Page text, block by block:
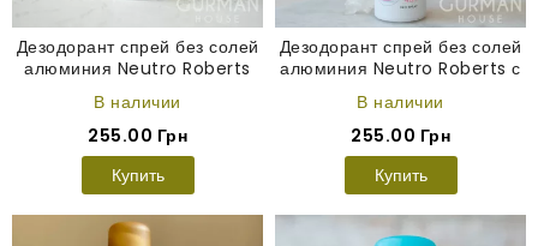
Дезодорант спрей без солей
алюминия Neutro Roberts
В наличии
255.00 Грн
Купить
Дезодорант спрей без солей
алюминия Neutro Roberts с
В наличии
255.00 Грн
Купить